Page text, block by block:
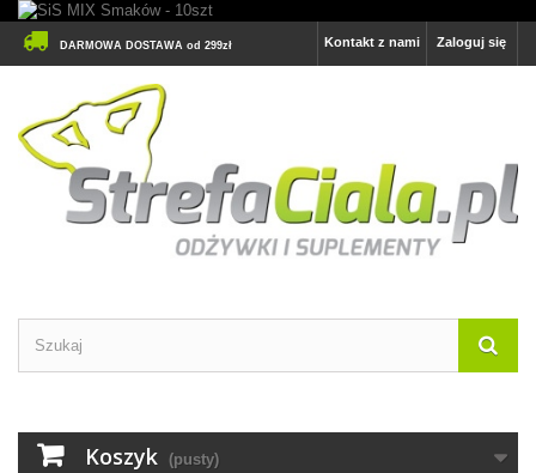
Zaloguj się
Kontakt z nami
DARMOWA DOSTAWA od 299zł
Koszyk (pusty)